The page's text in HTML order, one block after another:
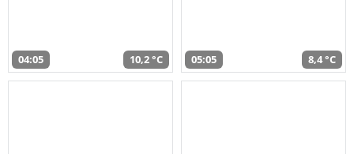
04:05 10,2 °C 05:05 8,4 °C